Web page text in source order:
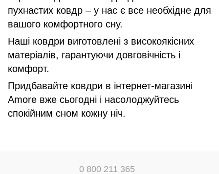
пухнастих ковдр – у нас є все необхідне для
вашого комфортного сну.
Наші ковдри виготовлені з високоякісних
матеріалів, гарантуючи довговічність і
комфорт.
Придбавайте ковдри в інтернет-магазині
Amore вже сьогодні і насолоджуйтесь
спокійним сном кожну ніч.
0 800 211 365